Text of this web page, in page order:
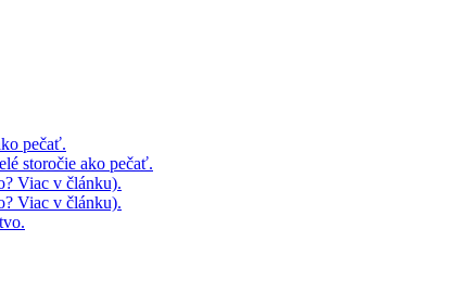
pečať.
storočie ako pečať.
Viac v článku).
Viac v článku).